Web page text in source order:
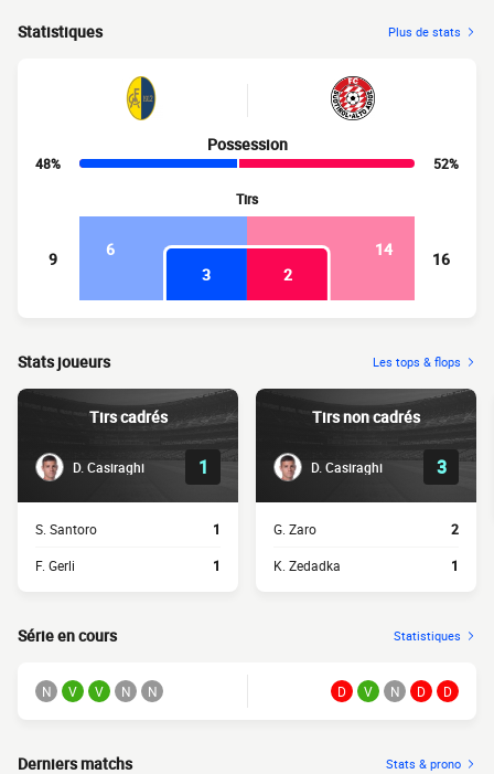
Statistiques Plus de stats
Possession
48%
52%
Tirs
9 6
14
3
2
16
Stats joueurs Les tops & flops
Tirs cadrés
D. Casiraghi 1
S. Santoro 1
F. Gerli 1
Tirs non cadrés
D. Casiraghi 3
G. Zaro 2
K. Zedadka 1
Série en cours Statistiques
N V V N N D V N D D
Derniers matchs Stats & prono